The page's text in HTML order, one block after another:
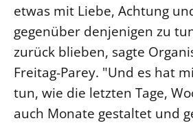
etwas mit Liebe, Achtung
gegenüber denjenigen zu
zurück blieben, sagte
Freitag-Parey. "Und es hat
tun, wie die letzten Tage,
auch Monate gestaltet und
Geschäftsstelle
LANDESSYNODE
27. Landessynode
Kontakt
Hintergrund